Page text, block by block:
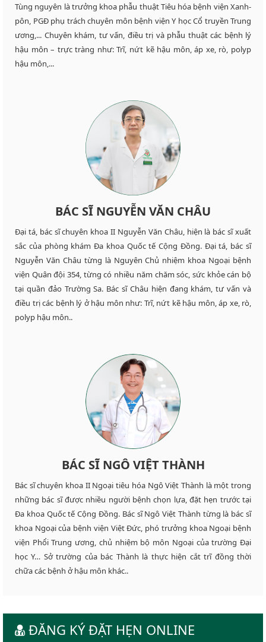
Tùng nguyên là trưởng khoa phẫu thuật Tiêu hóa bệnh viện Xanh-
pôn, PGĐ phụ trách chuyên môn bệnh viện Y học Cổ truyền Trung
ương,... Chuyên khám, tư vấn, điều trị và phẫu thuật các bệnh lý
hậu môn – trực tràng như: Trĩ, nứt kẽ hậu môn, áp xe, rò, polyp
hậu môn,...
BÁC SĨ NGUYỄN VĂN CHÂU
Đại tá, bác sĩ chuyên khoa II Nguyễn Văn Châu, hiện là bác sĩ xuất
sắc của phòng khám Đa khoa Quốc tế Cộng Đồng. Đại tá, bác sĩ
Nguyễn Văn Châu từng là Nguyên Chủ nhiệm khoa Ngoại bệnh
viện Quân đội 354, từng có nhiều năm chăm sóc, sức khỏe cán bộ
tại quần đảo Trường Sa. Bác sĩ Châu hiện đang khám, tư vấn và
điều trị các bệnh lý ở hậu môn như: Trĩ, nứt kẽ hậu môn, áp xe, rò,
polyp hậu môn..
BÁC SĨ NGÔ VIỆT THÀNH
Bác sĩ chuyên khoa II Ngoại tiêu hóa Ngô Việt Thành là một trong
những bác sĩ được nhiều người bệnh chọn lựa, đặt hẹn trước tại
Đa khoa Quốc tế Cộng Đồng. Bác sĩ Ngô Việt Thành từng là bác sĩ
khoa Ngoại của bệnh viện Việt Đức, phó trưởng khoa Ngoại bệnh
viện Phổi Trung ương, chủ nhiệm bộ môn Ngoại của trường Đại
học Y… Sở trường của bác Thành là thực hiện cắt trĩ đồng thời
chữa các bệnh ở hậu môn khác..
ĐĂNG KÝ ĐẶT HẸN ONLINE